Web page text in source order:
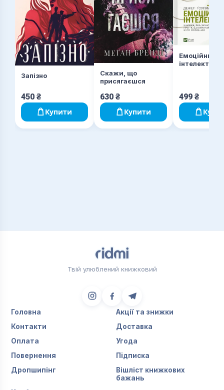
Запізно
450 ₴
Купити
Скажи, що
присягаєшся
630 ₴
Купити
Емоційний
інтелект
499 ₴
Твій улюблений книжковий
Головна
Акції та знижки
Контакти
Доставка
Оплата
Угода
Повернення
Підписка
Дропшипінг
Вішліст книжкових
бажань